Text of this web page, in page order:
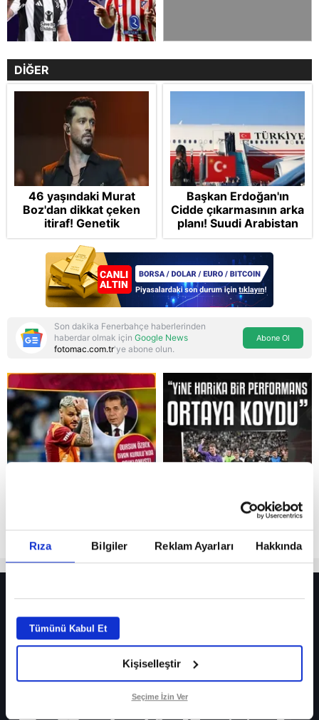
Rıza Bilgiler Reklam Ayarları Hakkında
Tümünü Kabul Et
Kişiselleştir
Seçime İzin Ver
Reddet
DİĞER
46 yaşındaki Murat
Boz'dan dikkat çeken
itiraf! Genetik
korkusunu açıkladı
Başkan Erdoğan'ın
Cidde çıkarmasının arka
planı! Suudi Arabistan
ve Pakistan'la Mekke
Anlaşması: "Tel Aviv için
'ölümcül ittifak"
Son dakika Fenerbahçe haberlerinden
haberdar olmak için Google News
fotomac.com.tr'ye abone olun.
Abone Ol
Fenerbahçe’de sürpriz ayrılık ihtimali! Devre arasında gelmişti
Fenerbahçe’nin yeni transferi Mason Greenwood için olay sözler!
Galatasaray’da rota yeniden Thiago Almada!